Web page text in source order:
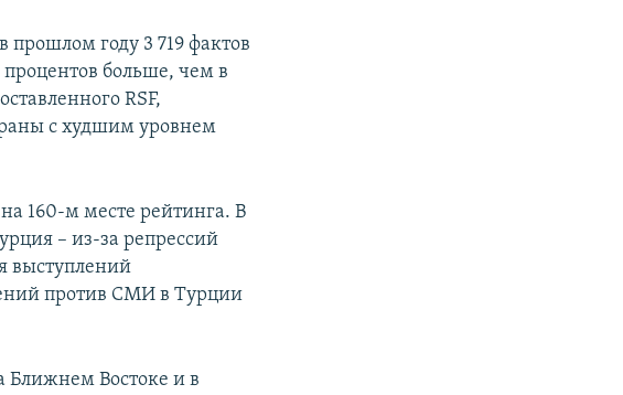
прошлом году 3 719 фактов
процентов больше, чем в
RSF,
с худшим уровнем
160-м месте рейтинга. В
– из-за репрессий
выступлений
против СМИ в Турции
Ближнем Востоке и в